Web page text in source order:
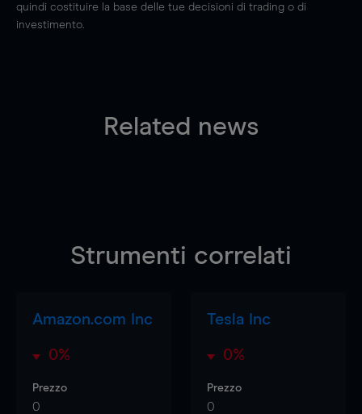
quindi costituire la base delle tue decisioni di trading o di
investimento.
Related news
Strumenti correlati
Amazon.com Inc
0%
Prezzo
0
Tesla Inc
0%
Prezzo
0